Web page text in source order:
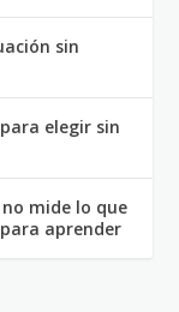
sin
elegir sin
mide lo que
aprender